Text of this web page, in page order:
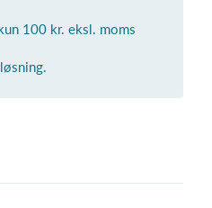
100 kr. eksl. moms